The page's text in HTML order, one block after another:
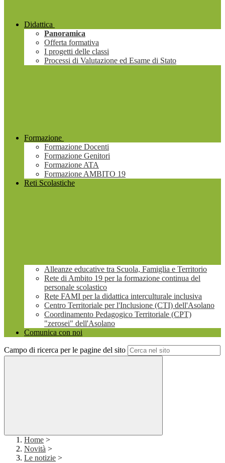
Didattica
Panoramica
Offerta formativa
I progetti delle classi
Processi di Valutazione ed Esame di Stato
Formazione
Formazione Docenti
Formazione Genitori
Formazione ATA
Formazione AMBITO 19
Reti Scolastiche
Alleanze educative tra Scuola, Famiglia e Territorio
Rete di Ambito 19 per la formazione continua del
personale scolastico
Rete FAMI per la didattica interculturale inclusiva
Centro Territoriale per l'Inclusione (CTI) dell'Asolano
Coordinamento Pedagogico Territoriale (CPT)
"zerosei" dell'Asolano
Comunica con noi
Campo di ricerca per le pagine del sito
Home >
Novità >
Le notizie >